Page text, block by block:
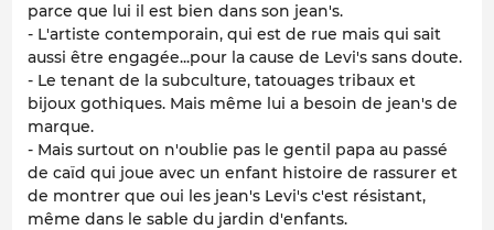
parce que lui il est bien dans son jean's.
- L'artiste contemporain, qui est de rue mais qui sait
aussi être engagée...pour la cause de Levi's sans doute.
- Le tenant de la subculture, tatouages tribaux et
bijoux gothiques. Mais même lui a besoin de jean's de
marque.
- Mais surtout on n'oublie pas le gentil papa au passé
de caïd qui joue avec un enfant histoire de rassurer et
de montrer que oui les jean's Levi's c'est résistant,
même dans le sable du jardin d'enfants.